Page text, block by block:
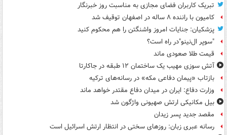
تبریک کاربران فضای مجازی به مناسبت روز خبرنگار
کامیون با راننده ۸ ساله در اصفهان توقیف شد
پزشکیان: جنایات امروز واشنگتن را هم محکوم کنید
"سوپر ال‌نینو"در راه است؟
قیمت طلا صعودی ماند
آتش سوزی مهیب یک ساختمان ۱۲ طبقه در جاکارتا
بازتاب «پیمان دفاعی مکه» در رسانه‌های ترکیه
وزارت دفاع: ایران در میدان دفاع مقتدر خواهد ماند
بیل مکانیکی ارتش صهیونی واژگون شد
مقصد جدید پسر زیدان
رسانه عبری زبان: روزهای سختی در انتظار ارتش اسرائیل است